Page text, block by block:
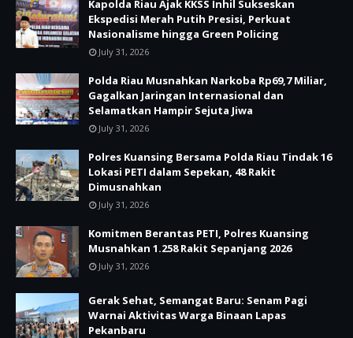
Kapolda Riau Ajak KKSS Inhil Sukseskan
Ekspedisi Merah Putih Presisi, Perkuat
Nasionalisme hingga Green Policing
July 31, 2026
Polda Riau Musnahkan Narkoba Rp69,7 Miliar,
Gagalkan Jaringan Internasional dan
Selamatkan Hampir Sejuta Jiwa
July 31, 2026
Polres Kuansing Bersama Polda Riau Tindak 16
Lokasi PETI dalam Sepekan, 48 Rakit
Dimusnahkan
July 31, 2026
Komitmen Berantas PETI, Polres Kuansing
Musnahkan 1.258 Rakit Sepanjang 2026
July 31, 2026
Gerak Sehat, Semangat Baru: Senam Pagi
Warnai Aktivitas Warga Binaan Lapas
Pekanbaru